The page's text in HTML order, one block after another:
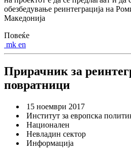
обезбедување реинтеграција на
Македонија
Повеќе
mk en
Прирачник за
повратници
15 ноември 2017
Институт за европска
Национален
Невладин сектор
Информација